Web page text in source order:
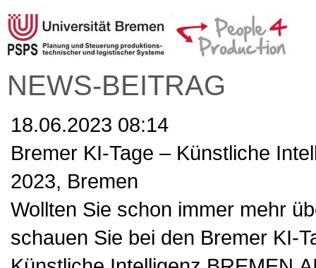
NEWS-BEITRAG
18.06.2023 08:14
Bremer KI-Tage – Künstliche
2023, Bremen
Wollten Sie schon immer mehr
schauen Sie bei den Bremer KI-